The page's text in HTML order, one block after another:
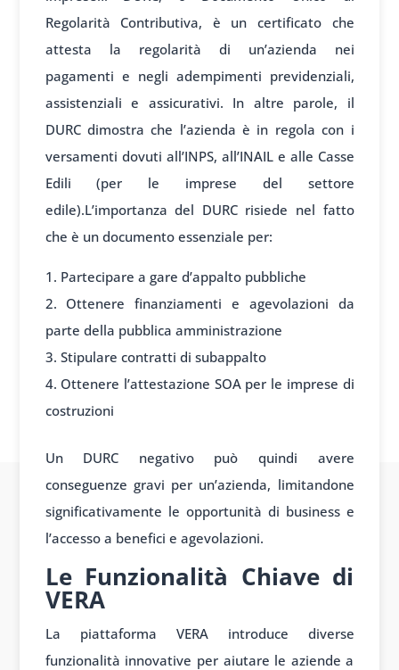
Regolarità Contributiva, è un certificato che
attesta la regolarità di un’azienda nei
pagamenti e negli adempimenti previdenziali,
assistenziali e assicurativi. In altre parole, il
DURC dimostra che l’azienda è in regola con i
versamenti dovuti all’INPS, all’INAIL e alle Casse
Edili (per le imprese del settore
edile).L’importanza del DURC risiede nel fatto
che è un documento essenziale per:
Partecipare a gare d’appalto pubbliche
Ottenere finanziamenti e agevolazioni da
parte della pubblica amministrazione
Stipulare contratti di subappalto
Ottenere l’attestazione SOA per le imprese di
costruzioni
Un DURC negativo può quindi avere
conseguenze gravi per un’azienda, limitandone
significativamente le opportunità di business e
l’accesso a benefici e agevolazioni.
Le Funzionalità Chiave di
VERA
La piattaforma VERA introduce diverse
funzionalità innovative per aiutare le aziende a